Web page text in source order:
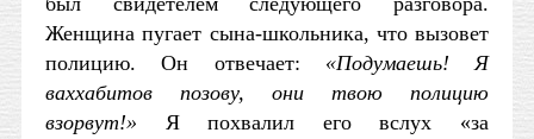
Женщина пугает сына-школьника, что вызовет
полицию. Он отвечает: «Подумаешь! Я
ваххабитов позову, они твою полицию
взорвут!» Я похвалил его вслух «за